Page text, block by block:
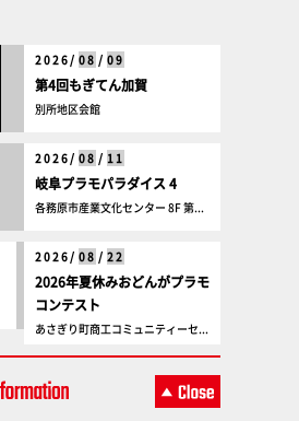
2026/ 08 / 09
第4回もぎてん加賀
別所地区会館
2026/ 08 / 11
岐阜プラモパラダイス 4
各務原市産業文化センター 8F 第...
2026/ 08 / 22
2026年夏休みおどんがプラモ
コンテスト
あさぎり町商工コミュニティーセ...